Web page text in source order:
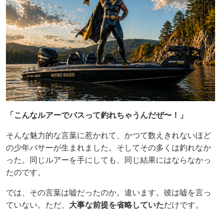
「こんなルアーでバスって釣れちゃうんだぜ〜！」
そんな魅力的な言葉に惹かれて、かつて数えきれないほど
の少年バサーが生まれました。そしてその多くは釣れなか
った。同じルアーを手にしても、同じ結果にはならなかっ
たのです。
では、その言葉は嘘だったのか。違います。彼は嘘を言っ
ていない。ただ、 大事な前提を省略していただけです。